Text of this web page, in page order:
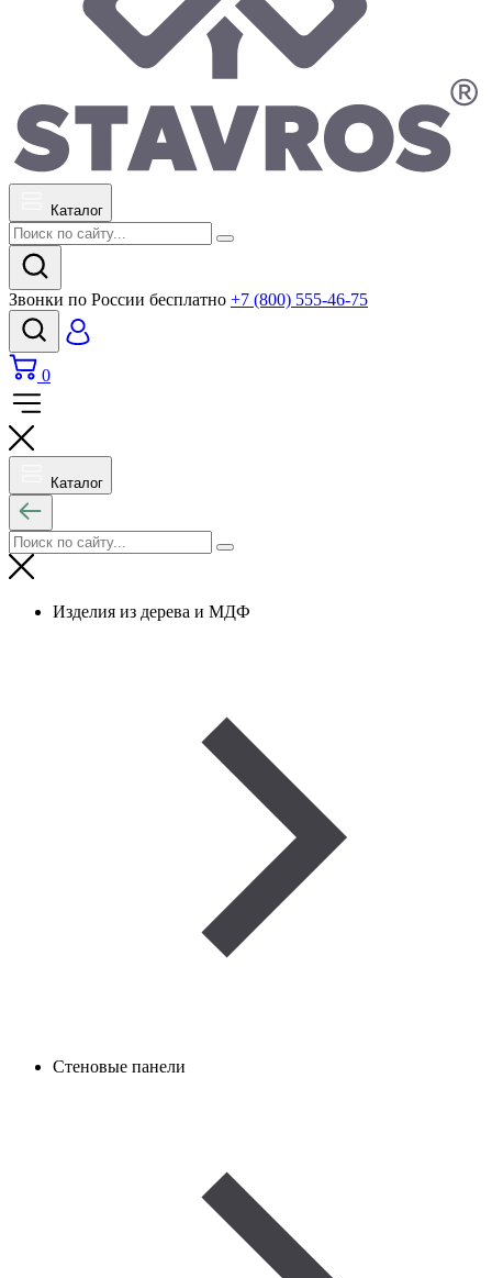
Каталог
Звонки по России бесплатно +7 (800) 555-46-75
0
Каталог
Изделия из дерева и МДФ
Стеновые панели